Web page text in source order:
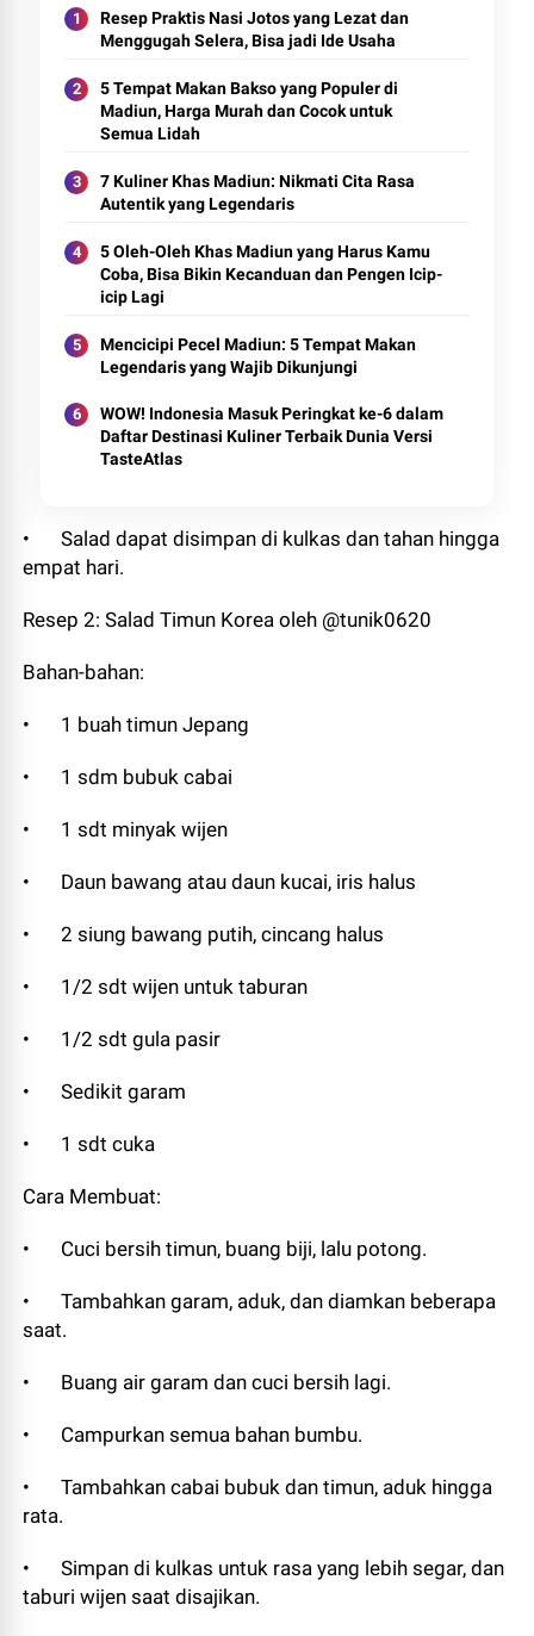
Resep Praktis Nasi Jotos yang Lezat dan
Menggugah Selera, Bisa jadi Ide Usaha
5 Tempat Makan Bakso yang Populer di
Madiun, Harga Murah dan Cocok untuk
Semua Lidah
7 Kuliner Khas Madiun: Nikmati Cita Rasa
Autentik yang Legendaris
5 Oleh-Oleh Khas Madiun yang Harus Kamu
Coba, Bisa Bikin Kecanduan dan Pengen Icip-
icip Lagi
Mencicipi Pecel Madiun: 5 Tempat Makan
Legendaris yang Wajib Dikunjungi
WOW! Indonesia Masuk Peringkat ke-6 dalam
Daftar Destinasi Kuliner Terbaik Dunia Versi
TasteAtlas
•
Salad dapat disimpan di kulkas dan tahan hingga
empat hari.
Resep 2: Salad Timun Korea oleh @tunik0620
Bahan-bahan:
• 1 buah timun Jepang
• 1 sdm bubuk cabai
• 1 sdt minyak wijen
• Daun bawang atau daun kucai, iris halus
• 2 siung bawang putih, cincang halus
• 1/2 sdt wijen untuk taburan
• 1/2 sdt gula pasir
• Sedikit garam
• 1 sdt cuka
Cara Membuat:
• Cuci bersih timun, buang biji, lalu potong.
•
Tambahkan garam, aduk, dan diamkan beberapa
saat.
• Buang air garam dan cuci bersih lagi.
• Campurkan semua bahan bumbu.
•
Tambahkan cabai bubuk dan timun, aduk hingga
rata.
•
Simpan di kulkas untuk rasa yang lebih segar, dan
taburi wijen saat disajikan.